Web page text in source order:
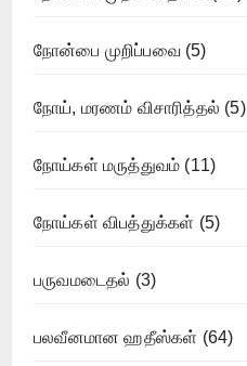
நோன்பை முறிப்பவை(5)
நோய், மரணம் விசாரித்தல் (5)
நோய்கள் மருத்துவம் (11)
நோய்கள் விபத்துக்கள் (5)
பருவமடைதல் (3)
பலவீனமான ஹதீஸ்கள் (64)